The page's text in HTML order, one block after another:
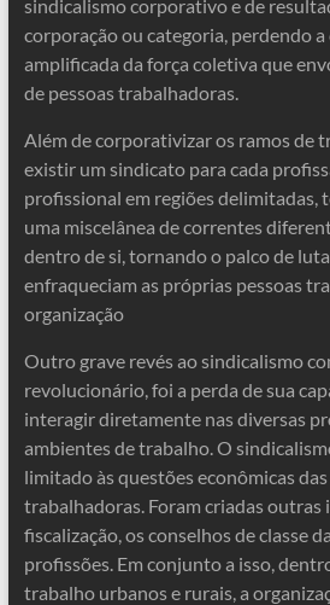
sindicalismo corporativo e de
corporação ou categoria, perdendo a
amplificada da força coletiva que
de pessoas trabalhadoras.
Além de corporativizar os ramos de
existir um sindicato para cada
profissional em regiões delimitadas,
uma miscelânea de correntes
dentro de si, tornando o palco de
enfraqueciam as próprias pessoas
organização
Outro grave revés ao sindicalismo
revolucionário, foi a perda de sua
interagir diretamente nas diversas
ambientes de trabalho. O
limitado às questões econômicas
trabalhadoras. Foram criadas outras
fiscalização, os conselhos de classe
profissões. Em conjunto a isso,
trabalho urbanos e rurais, a